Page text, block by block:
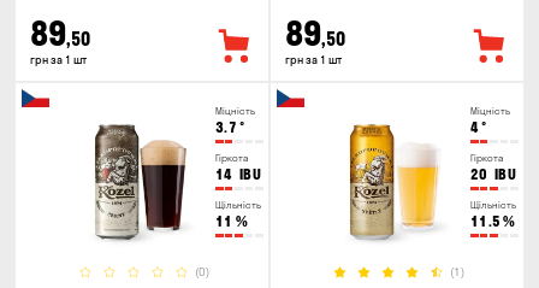
89,50
грн за 1 шт
89,50
грн за 1 шт
Міцність
3.7 °
Гіркота
14 IBU
Щільність
11 %
(0)
Міцність
4°
Гіркота
20 IBU
Щільність
11.5 %
(1)